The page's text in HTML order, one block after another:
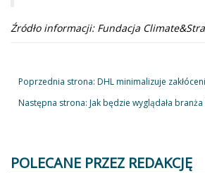
Źródło informacji: Fundacja
Poprzednia strona: DHL minimalizuje
Następna strona: Jak będzie wyglądała
POLECANE PRZEZ REDAKCJĘ